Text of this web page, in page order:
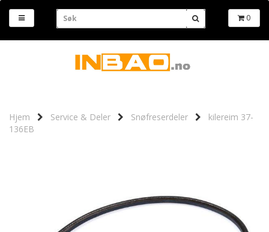
0
Hjem Service & Deler Snøfreserdeler
kilereim 37-
136EB